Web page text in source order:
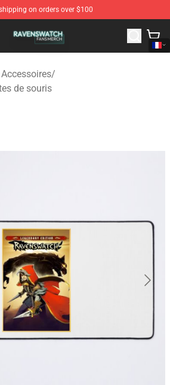
on orders over $100
- Official Ravenswatch Merchandise
/
de souris